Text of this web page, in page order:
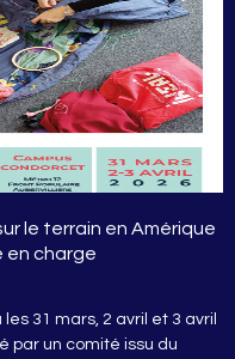
le terrain en Amérique
en charge
31 mars, 2 avril et 3 avril
par un comité issu du